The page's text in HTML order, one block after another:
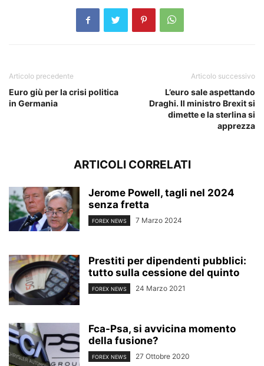
Articolo precedente
Euro giù per la crisi politica
in Germania
Articolo successivo
L’euro sale aspettando
Draghi. Il ministro Brexit si
dimette e la sterlina si
apprezza
ARTICOLI CORRELATI
Jerome Powell, tagli nel 2024
senza fretta
FOREX NEWS 7 Marzo 2024
Prestiti per dipendenti pubblici:
tutto sulla cessione del quinto
FOREX NEWS 24 Marzo 2021
Fca-Psa, si avvicina momento
della fusione?
FOREX NEWS 27 Ottobre 2020